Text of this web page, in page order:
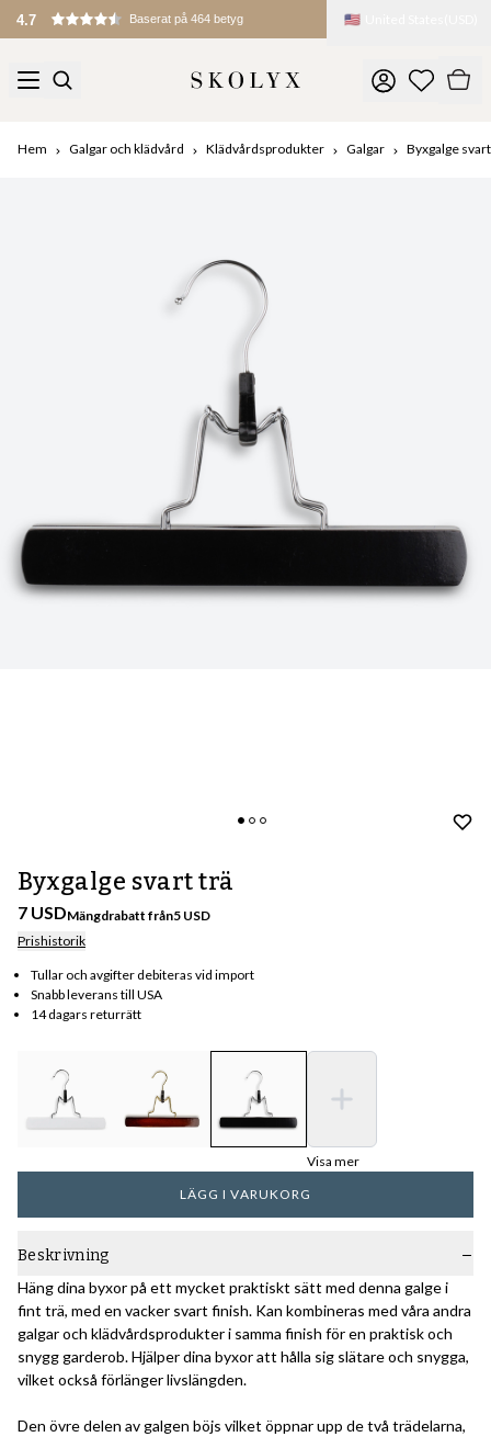
4.7 Baserat på 464 betyg 🇺🇸
Hem Galgar och klädvård Klädvårdsprodukter Galgar Byxgalge
Byxgalge svart trä
7 USDMängdrabatt från5 USD
Prishistorik
Tullar och avgifter debiteras vid import
Snabb leverans till USA
14 dagars returrätt
Visa mer
LÄGG I VARUKORG
Beskrivning
Häng dina byxor på ett mycket praktiskt sätt med denna galge i
fint trä, med en vacker svart finish. Kan kombineras med våra andra
galgar och klädvårdsprodukter i samma finish för en praktisk och
snygg garderob. Hjälper dina byxor att hålla sig slätare och snygga,
vilket också förlänger livslängden.
Den övre delen av galgen böjs vilket öppnar upp de två trädelarna,